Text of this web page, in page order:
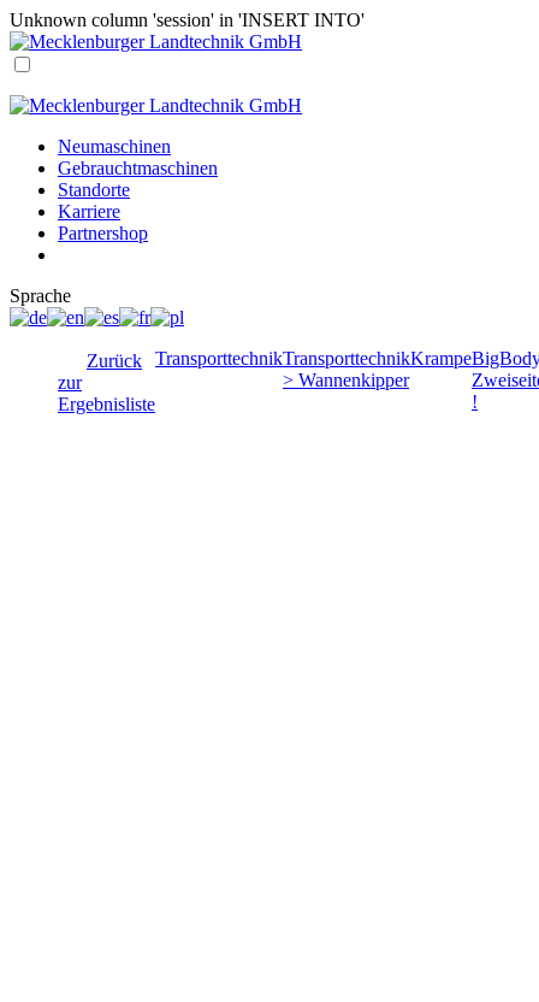
Unknown column 'session' in 'INSERT INTO'
Neumaschinen
Gebrauchtmaschinen
Standorte
Karriere
Partnershop
Sprache
Zurück
zur
Ergebnisliste
TransporttechnikTransporttechnik
> Wannenkipper
Krampe
!